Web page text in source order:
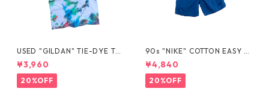
USED "GILDAN" TIE-DYE TE
E
¥3,960
20%OFF
90s "NIKE" COTTON EASY S
HORTS
¥4,840
20%OFF